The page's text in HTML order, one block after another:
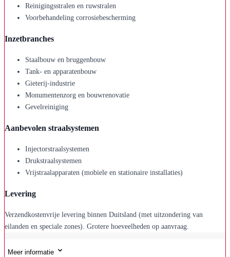
Reinigingsstralen en ruwstralen
Voorbehandeling corrosiebescherming
Inzetbranches
Staalbouw en bruggenbouw
Tank- en apparatenbouw
Gieterij-industrie
Monumentenzorg en bouwrenovatie
Gevelreiniging
Aanbevolen straalsystemen
Injectorstraalsystemen
Drukstraalsystemen
Vrijstraalapparaten (mobiele en stationaire installaties)
Levering
Verzendkostenvrije levering binnen Duitsland (met uitzondering van
eilanden en speciale zones). Grotere hoeveelheden op aanvraag.
Meer informatie